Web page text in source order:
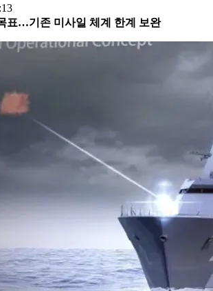
표…기존 미사일 체계 한계 보완